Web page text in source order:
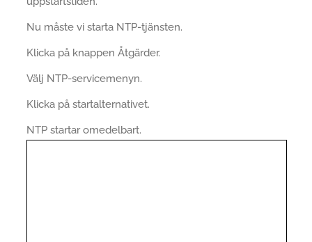
Nu måste vi starta NTP-tjänsten.
Klicka på knappen Åtgärder.
Välj NTP-servicemenyn.
Klicka på startalternativet.
NTP startar omedelbart.